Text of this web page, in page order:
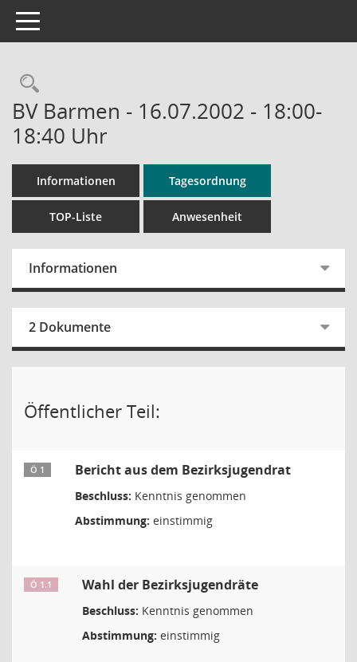
Toggle navigation
Rechercheauswahl
BV Barmen - 16.07.2002 - 18:00-
18:40 Uhr
Informationen Tagesordnung
TOP-Liste Anwesenheit
Informationen
2 Dokumente
Öffentlicher Teil:
Ö 1 Bericht aus dem Bezirksjugendrat
Beschluss: Kenntnis genommen
Abstimmung: einstimmig
Ö 1.1 Wahl der Bezirksjugendräte
Beschluss: Kenntnis genommen
Abstimmung: einstimmig